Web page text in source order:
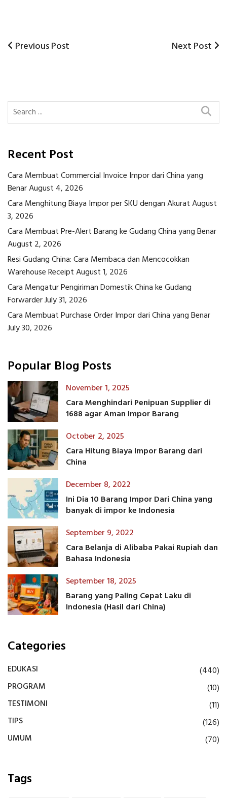
Post
Previous
Previous Post
Next
Next Post
Recent Post
Cara Membuat Commercial Invoice Impor dari China yang
BenarAugust 4, 2026
Cara Menghitung Biaya Impor per SKU dengan AkuratAugust
3, 2026
Cara Membuat Pre-Alert Barang ke Gudang China yang Benar
August 2, 2026
Resi Gudang China: Cara Membaca dan Mencocokkan
Warehouse ReceiptAugust 1, 2026
Cara Mengatur Pengiriman Domestik China ke Gudang
ForwarderJuly 31, 2026
Cara Membuat Purchase Order Impor dari China yang Benar
July 30, 2026
Popular Blog Posts
November 1, 2025
Cara Menghindari Penipuan Supplier di
1688 agar Aman Impor Barang
October 2, 2025
Cara Hitung Biaya Impor Barang dari
China
December 8, 2022
Ini Dia 10 Barang Impor Dari China yang
banyak di impor ke Indonesia
September 9, 2022
Cara Belanja di Alibaba Pakai Rupiah dan
Bahasa Indonesia
September 18, 2025
Barang yang Paling Cepat Laku di
Indonesia (Hasil dari China)
Categories
EDUKASI
(440)
PROGRAM
(10)
TESTIMONI
(11)
TIPS
(126)
UMUM
(70)
Tags